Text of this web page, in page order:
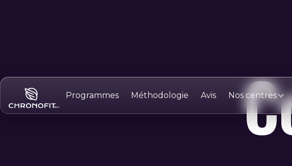
Programmes Méthodologie Avis Nos centres